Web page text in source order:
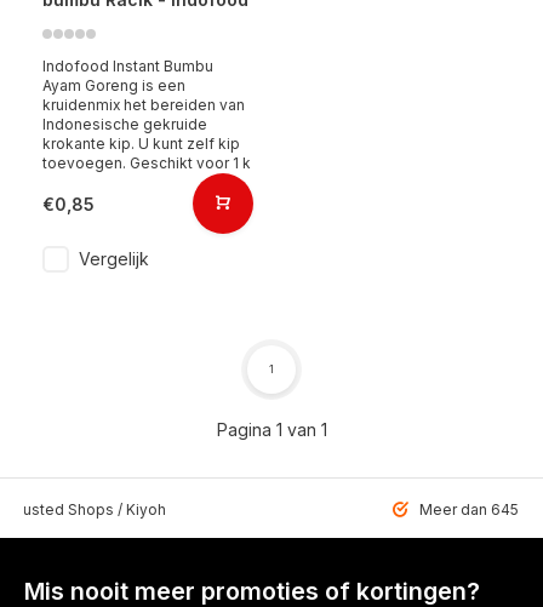
Indofood Instant Bumbu
Ayam Goreng is een
kruidenmix het bereiden van
Indonesische gekruide
krokante kip. U kunt zelf kip
toevoegen. Geschikt voor 1 k
€0,85
Vergelijk
Pagina 1 van 1
1
Shops / Kiyoh Meer dan 6459
Mis nooit meer promoties of kortingen?